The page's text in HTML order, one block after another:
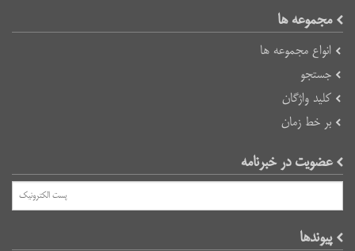
مجموعه ها
انواع مجموعه ها
جستجو
کلید واژگان
بر خط زمان
عضویت در خبرنامه
پیوند‌ها